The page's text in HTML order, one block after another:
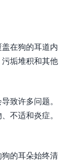
在狗的耳道内
垢堆积和其他
致许多问题。
不适和炎症。
的耳朵始终清